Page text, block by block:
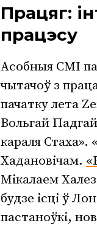
Працяг:
працэсу
Асобныя СМІ
чытачоў з
пачатку лета
Вольгай
караля Стаха».
Хадановічам.
Мікалаем
будзе ісці ў
пастаноўкі,